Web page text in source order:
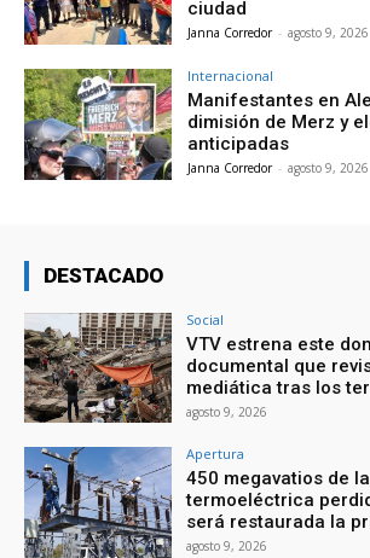
ciudad
Janna Corredor - agosto 9, 2026
Internacional
Manifestantes en
dimisión de Merz y
anticipadas
Janna Corredor - agosto 9, 2026
DESTACADO
Social
VTV estrena este
documental que
mediática tras los
agosto 9, 2026
Apertura
450 megavatios de
termoeléctrica
será restaurada la
agosto 9, 2026